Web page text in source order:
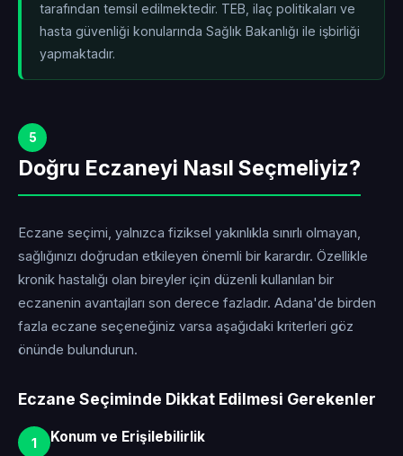
tarafından temsil edilmektedir. TEB, ilaç politikaları ve
hasta güvenliği konularında Sağlık Bakanlığı ile işbirliği
yapmaktadır.
5
Doğru Eczaneyi Nasıl Seçmeliyiz?
Eczane seçimi, yalnızca fiziksel yakınlıkla sınırlı olmayan,
sağlığınızı doğrudan etkileyen önemli bir karardır. Özellikle
kronik hastalığı olan bireyler için düzenli kullanılan bir
eczanenin avantajları son derece fazladır. Adana'de birden
fazla eczane seçeneğiniz varsa aşağıdaki kriterleri göz
önünde bulundurun.
Eczane Seçiminde Dikkat Edilmesi Gerekenler
1 Konum ve Erişilebilirlik